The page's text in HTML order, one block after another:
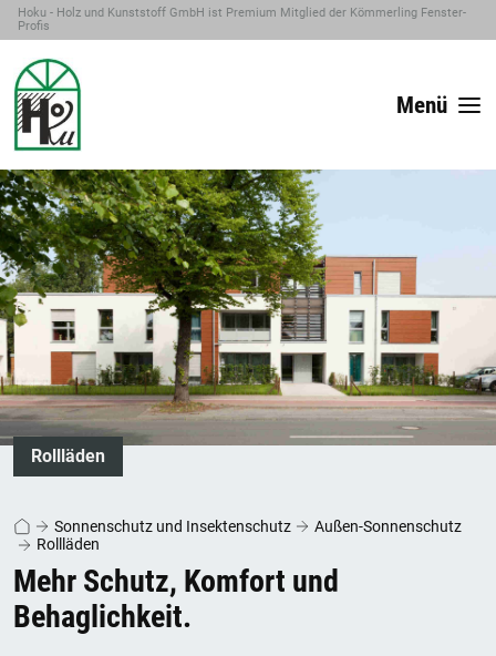
Hoku - Holz und Kunststoff GmbH ist Premium Mitglied der Kömmerling Fenster-
Profis
Menü
Rollläden
Sonnenschutz und Insektenschutz
Außen-Sonnenschutz
Rollläden
Mehr Schutz, Komfort und
Behaglichkeit.